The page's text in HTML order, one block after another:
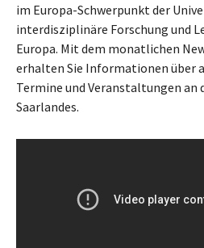
im Europa-Schwerpunkt der
interdisziplinäre Forschung und
Europa. Mit dem monatlichen
erhalten Sie Informationen über
Termine und Veranstaltungen an
Saarlandes.